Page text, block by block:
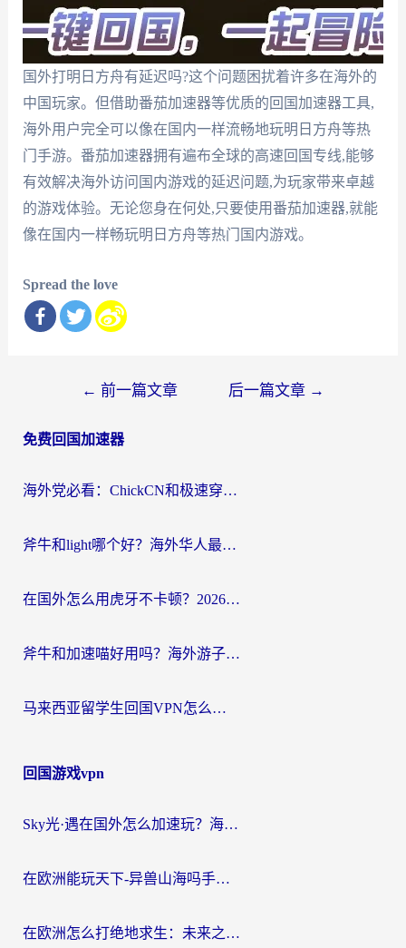
国外打明日方舟有延迟吗?这个问题困扰着许多在海外的
中国玩家。但借助番茄加速器等优质的回国加速器工具,
海外用户完全可以像在国内一样流畅地玩明日方舟等热
门手游。番茄加速器拥有遍布全球的高速回国专线,能够
有效解决海外访问国内游戏的延迟问题,为玩家带来卓越
的游戏体验。无论您身在何处,只要使用番茄加速器,就能
像在国内一样畅玩明日方舟等热门国内游戏。
Spread the love
导
← 前一篇文章 后一篇文章 →
免费回国加速器
海外党必看：ChickCN和极速穿梭VPN好用吗？3招教你选对回国加速器无缝刷国内资源
斧牛和light哪个好？海外华人最关心的回国加速器选择难题，一篇讲透
在国外怎么用虎牙不卡顿？2026海外华人亲测有效的回国加速器选择指南
斧牛和加速喵好用吗？海外游子的真实选择困境
马来西亚留学生回国VPN怎么选？3个避坑点+1款实测好用的加速器推荐
回国游戏vpn
Sky光·遇在国外怎么加速玩？海外党亲测有效的国服游戏加速指南
在欧洲能玩天下-异兽山海吗手游？海外玩家的加速器生存指南
在欧洲怎么打绝地求生：未来之役不卡？留学生亲测的加速器避坑指南